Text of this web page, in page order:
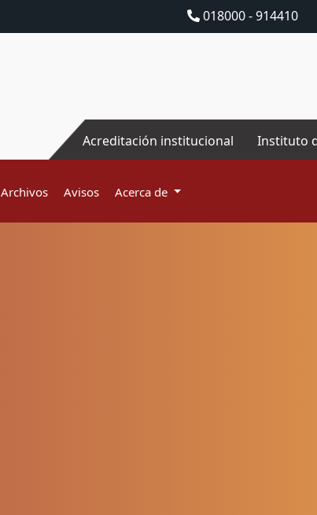
018000 - 914410
Acreditación institucional Instituto
Archivos Avisos Acerca de